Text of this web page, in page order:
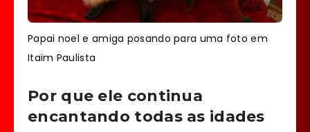
Papai noel e amiga posando para uma foto em
Itaim Paulista
Por que ele continua
encantando todas as idades